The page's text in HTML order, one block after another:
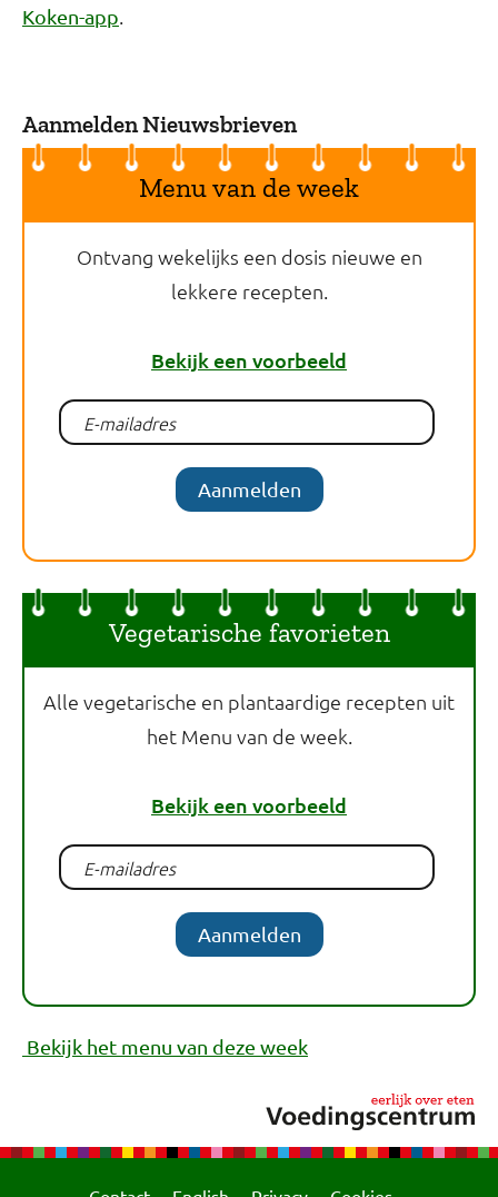
Koken-app
Aanmelden Nieuwsbrieven
Menu van de week
Ontvang wekelijks een dosis nieuwe en
lekkere recepten.
Bekijk een voorbeeld
Aanmelden
Vegetarische favorieten
Alle vegetarische en plantaardige recepten uit
het Menu van de week.
Bekijk een voorbeeld
Aanmelden
Bekijk het menu van deze week